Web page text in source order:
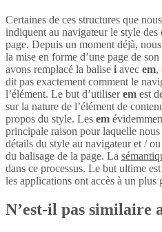
Certaines de ces structures que
indiquent au navigateur le style des
page. Depuis un moment déjà,
la mise en forme d’une page de
avons remplacé la balise i avec em,
dit pas exactement comment le
l’élément. Le but d’utiliserem est
sur la nature de l’élément de
propos du style. Les em
principale raison pour laquelle
détails du style au navigateur et /
du balisage de la page. La
dans ce processus. Le but ultime
les applications ont accès à un
N’est-il pas similaire